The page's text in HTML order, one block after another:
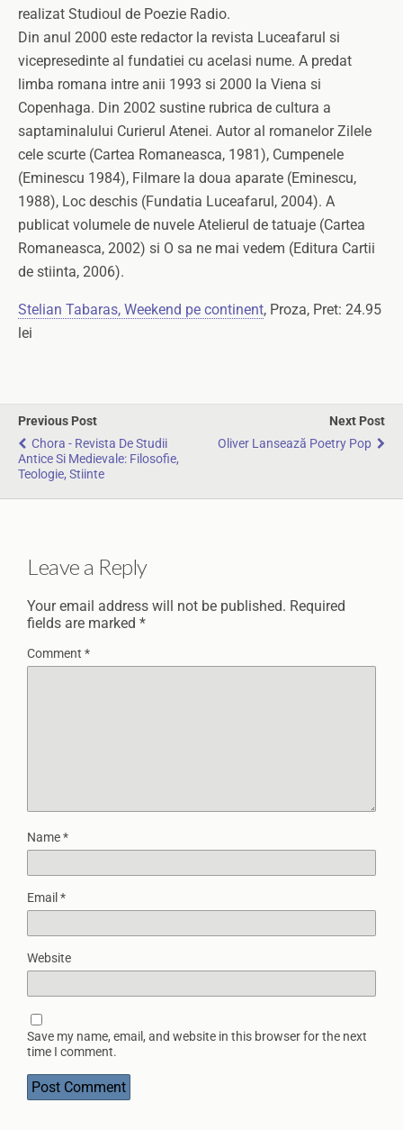
realizat Studioul de Poezie Radio.
Din anul 2000 este redactor la revista Luceafarul si
vicepresedinte al fundatiei cu acelasi nume. A predat
limba romana intre anii 1993 si 2000 la Viena si
Copenhaga. Din 2002 sustine rubrica de cultura a
saptaminalului Curierul Atenei. Autor al romanelor Zilele
cele scurte (Cartea Romaneasca, 1981), Cumpenele
(Eminescu 1984), Filmare la doua aparate (Eminescu,
1988), Loc deschis (Fundatia Luceafarul, 2004). A
publicat volumele de nuvele Atelierul de tatuaje (Cartea
Romaneasca, 2002) si O sa ne mai vedem (Editura Cartii
de stiinta, 2006).
Stelian Tabaras, Weekend pe continent, Proza, Pret: 24.95
lei
Previous Post
Chora - Revista De Studii
Antice Si Medievale: Filosofie,
Teologie, Stiinte
Next Post
Oliver Lansează Poetry Pop
Leave a Reply
Your email address will not be published. Required
fields are marked *
Comment *
Name*
Email *
Website
Save my name, email, and website in this browser for the next
time I comment.